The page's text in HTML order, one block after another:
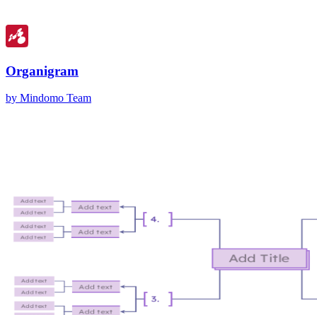
Organigram
by Mindomo Team